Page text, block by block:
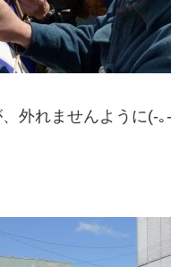
外れませんように(-｡